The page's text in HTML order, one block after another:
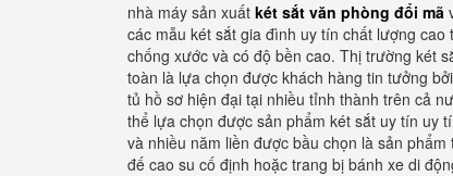
nhà máy sản xuất két sắt văn phòng đổi mã
các mẫu két sắt gia đình uy tín chất lượng
chống xước và có độ bền cao. Thị trường két
toàn là lựa chọn được khách hàng tin tưởng
tủ hồ sơ hiện đại tại nhiều tỉnh thành trên cả
thể lựa chọn được sản phẩm két sắt uy tín uy
và nhiều năm liền được bầu chọn là sản
đế cao su cố định hoặc trang bị bánh xe di